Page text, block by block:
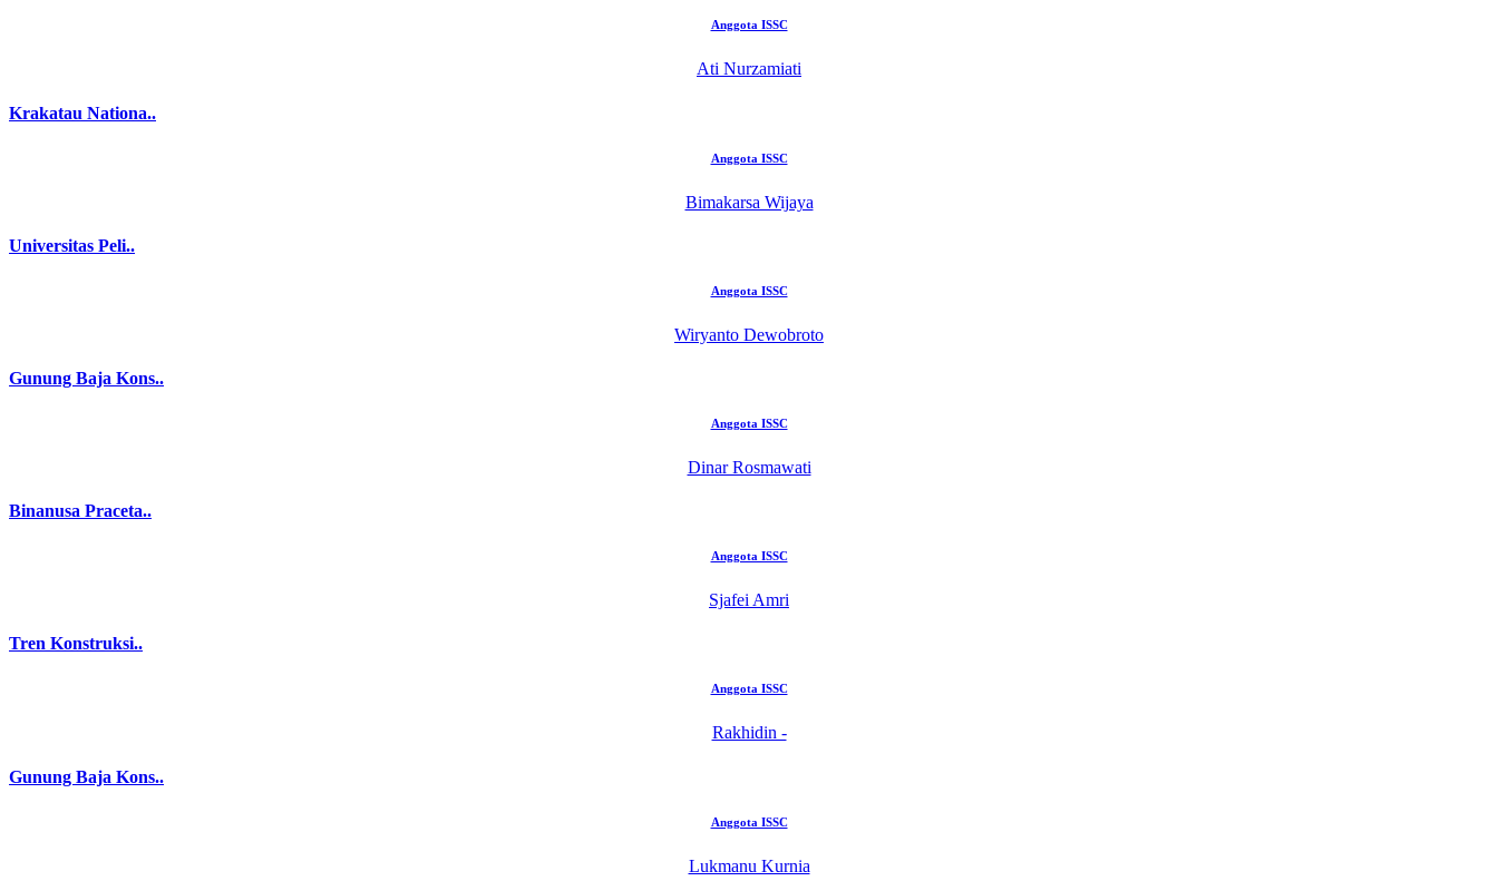
Anggota ISSC
Ati Nurzamiati
Krakatau Nationa..
Anggota ISSC
Bimakarsa Wijaya
Universitas Peli..
Anggota ISSC
Wiryanto Dewobroto
Gunung Baja Kons..
Anggota ISSC
Dinar Rosmawati
Binanusa Praceta..
Anggota ISSC
Sjafei Amri
Tren Konstruksi..
Anggota ISSC
Rakhidin -
Gunung Baja Kons..
Anggota ISSC
Lukmanu Kurnia